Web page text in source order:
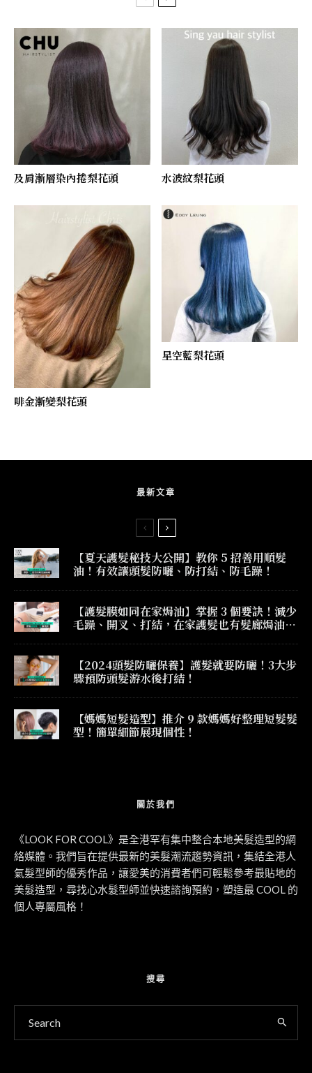
及肩漸層染內捲梨花頭 水波紋梨花頭
啡金漸變梨花頭
星空藍梨花頭
最新文章
【夏天護髮秘技大公開】教你 5 招善用順髮
油！有效讓頭髮防曬、防打結、防毛躁！
【護髮膜如同在家焗油】掌握 3 個要訣！減少
毛躁、開叉、打結，在家護髮也有髮廊焗油效
【2024頭髮防曬保養】護髮就要防曬！3大步
驟預防頭髮游水後打結！
【媽媽短髮造型】推介 9 款媽媽好整理短髮髮
型！簡單細節展現個性！
關於我們
《LOOK FOR COOL》是全港罕有集中整合本地美髮造型的網
絡媒體。我們旨在提供最新的美髮潮流趨勢資訊，集結全港人
氣髮型師的優秀作品，讓愛美的消費者們可輕鬆參考最貼地的
美髮造型，尋找心水髮型師並快速諮詢預約，塑造最 COOL 的
個人專屬風格！
搜尋